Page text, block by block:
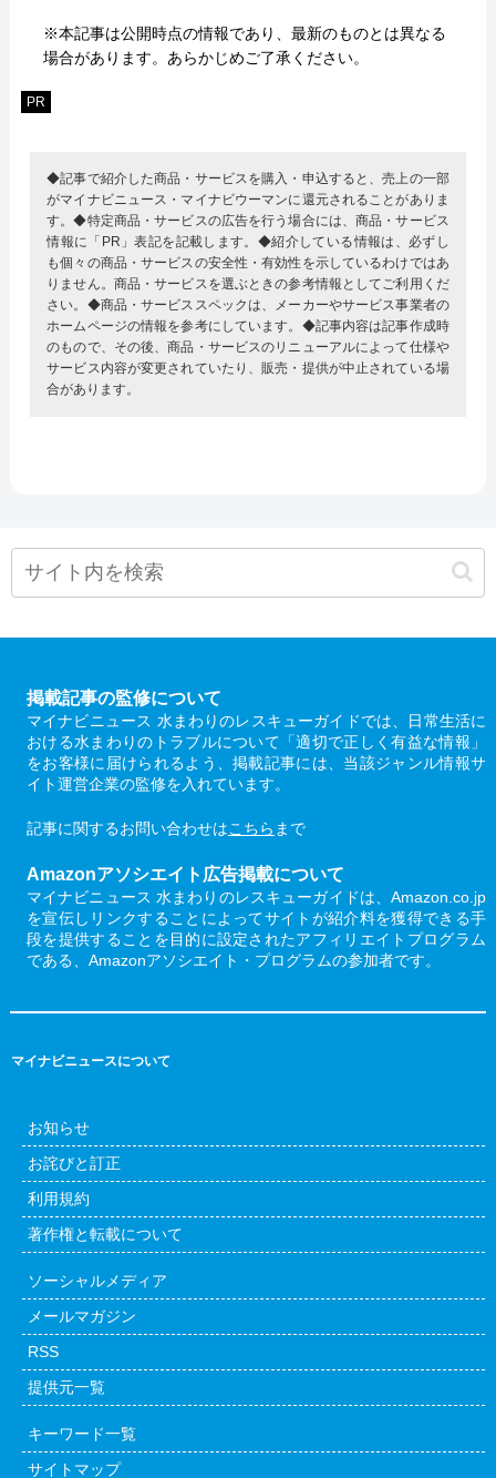
※本記事は公開時点の情報であり、最新のものとは異なる
場合があります。あらかじめご了承ください。
PR
◆記事で紹介した商品・サービスを購入・申込すると、売上の一部
がマイナビニュース・マイナビウーマンに還元されることがありま
す。◆特定商品・サービスの広告を行う場合には、商品・サービス
情報に「PR」表記を記載します。◆紹介している情報は、必ずし
も個々の商品・サービスの安全性・有効性を示しているわけではあ
りません。商品・サービスを選ぶときの参考情報としてご利用くだ
さい。◆商品・サービススペックは、メーカーやサービス事業者の
ホームページの情報を参考にしています。◆記事内容は記事作成時
のもので、その後、商品・サービスのリニューアルによって仕様や
サービス内容が変更されていたり、販売・提供が中止されている場
合があります。
掲載記事の監修について
マイナビニュース 水まわりのレスキューガイドでは、日常生活に
おける水まわりのトラブルについて「適切で正しく有益な情報」
をお客様に届けられるよう、掲載記事には、当該ジャンル情報サ
イト運営企業の監修を入れています。
記事に関するお問い合わせはこちら まで
Amazonアソシエイト広告掲載について
マイナビニュース 水まわりのレスキューガイドは、Amazon.co.jp
を宣伝しリンクすることによってサイトが紹介料を獲得できる手
段を提供することを目的に設定されたアフィリエイトプログラム
である、Amazonアソシエイト・プログラムの参加者です。
マイナビニュースについて
お知らせ
お詫びと訂正
利用規約
著作権と転載について
ソーシャルメディア
メールマガジン
RSS
提供元一覧
キーワード一覧
サイトマップ